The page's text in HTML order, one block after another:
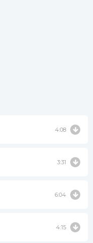
4:08
3:31
6:04
4:15